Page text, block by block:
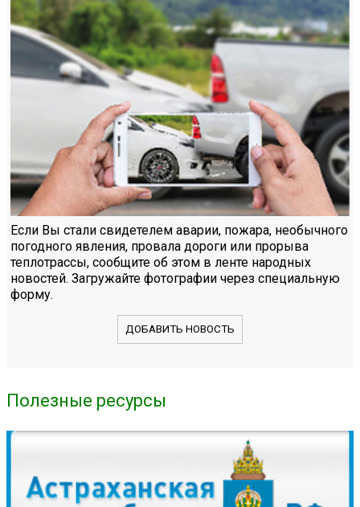
Если Вы стали свидетелем аварии, пожара, необычного
погодного явления, провала дороги или прорыва
теплотрассы, сообщите об этом в ленте народных
новостей. Загружайте фотографии через специальную
форму.
ДОБАВИТЬ НОВОСТЬ
Полезные ресурсы